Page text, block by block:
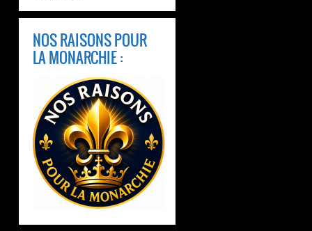
NOS RAISONS POUR
LA MONARCHIE :